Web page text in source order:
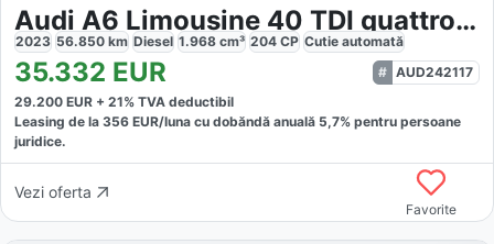
Audi A6 Limousine 40 TDI quattro S tronic
2023 56.850 km Diesel 1.968 cm³ 204 CP Cutie automată
35.332 EUR
AUD242117
29.200 EUR + 21% TVA deductibil
Leasing de la 356 EUR/luna cu dobăndă anuală 5,7% pentru persoane
juridice.
Vezi oferta
Favorite